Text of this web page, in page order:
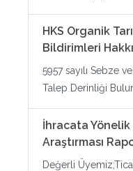
HKS Organik
Bildirimleri
5957 sayılı Sebze
Talep Derinliği
İhracata
Araştırması
Değerli